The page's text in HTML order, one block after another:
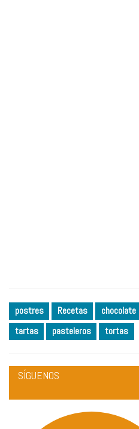
postres Recetas chocolate
tartas
pasteleros tortas
SÍGUENOS